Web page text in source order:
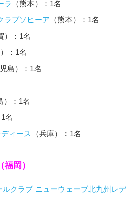
ラ
（熊本）：1名
ラブソヒーア （熊本）：1名
）：1名
）：1名
児島）：1名
）：1名
名
ィース
（兵庫）：1名
（福岡）
クラブ ニューウェーブ北九州レデ